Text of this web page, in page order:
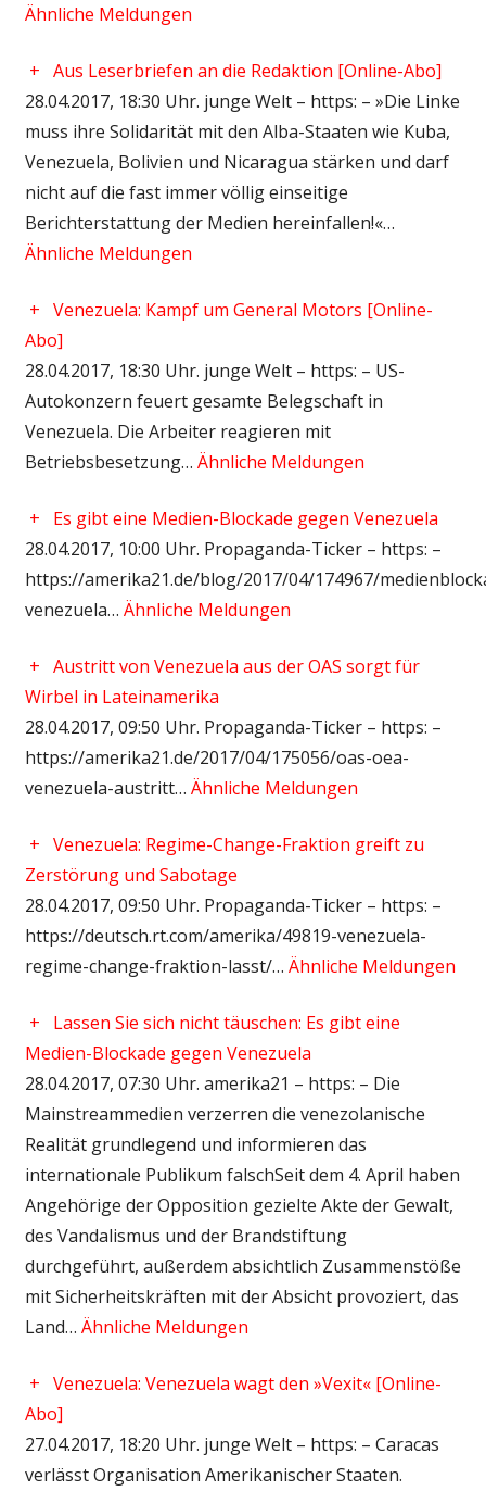
Ähnliche Meldungen
+ Aus Leserbriefen an die Redaktion [Online-Abo]
28.04.2017, 18:30 Uhr. junge Welt – https: – »Die Linke
muss ihre Solidarität mit den Alba-Staaten wie Kuba,
Venezuela, Bolivien und Nicaragua stärken und darf
nicht auf die fast immer völlig einseitige
Berichterstattung der Medien hereinfallen!«…
Ähnliche Meldungen
+ Venezuela: Kampf um General Motors [Online-
Abo]
28.04.2017, 18:30 Uhr. junge Welt – https: – US-
Autokonzern feuert gesamte Belegschaft in
Venezuela. Die Arbeiter reagieren mit
Betriebsbesetzung… Ähnliche Meldungen
+
Es gibt eine Medien-Blockade gegen Venezuela
28.04.2017, 10:00 Uhr. Propaganda-Ticker – https: –
https://amerika21.de/blog/2017/04/174967/
venezuela… Ähnliche Meldungen
+ Austritt von Venezuela aus der OAS sorgt für
Wirbel in Lateinamerika
28.04.2017, 09:50 Uhr. Propaganda-Ticker – https: –
https://amerika21.de/2017/04/175056/oas-oea-
venezuela-austritt… Ähnliche Meldungen
+ Venezuela: Regime-Change-Fraktion greift zu
Zerstörung und Sabotage
28.04.2017, 09:50 Uhr. Propaganda-Ticker – https: –
https://deutsch.rt.com/amerika/49819-venezuela-
regime-change-fraktion-lasst/… Ähnliche Meldungen
+
Lassen Sie sich nicht täuschen: Es gibt eine
Medien-Blockade gegen Venezuela
28.04.2017, 07:30 Uhr. amerika21 – https: – Die
Mainstreammedien verzerren die venezolanische
Realität grundlegend und informieren das
internationale Publikum falschSeit dem 4. April haben
Angehörige der Opposition gezielte Akte der Gewalt,
des Vandalismus und der Brandstiftung
durchgeführt, außerdem absichtlich Zusammenstöße
mit Sicherheitskräften mit der Absicht provoziert, das
Land… Ähnliche Meldungen
+ Venezuela: Venezuela wagt den »Vexit« [Online-
Abo]
27.04.2017, 18:20 Uhr. junge Welt – https: – Caracas
verlässt Organisation Amerikanischer Staaten.